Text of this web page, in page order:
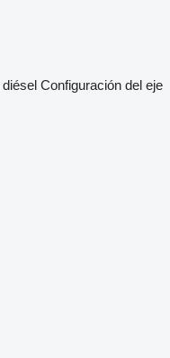
diésel Configuración del eje